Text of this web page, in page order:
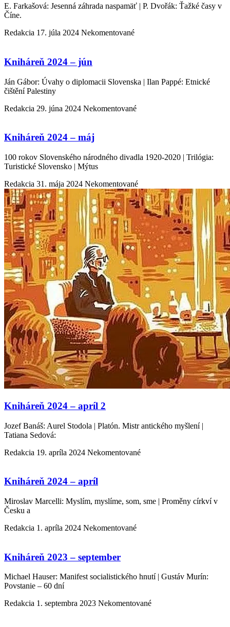
E. Farkašová: Jesenná záhrada naspamäť | P. Dvořák: Ťažké časy v
Číne.
Redakcia 17. júla 2024 Nekomentované
Kniháreň 2024 – jún
Ján Gábor: Úvahy o diplomacii Slovenska | Ilan Pappé: Etnické
čištění Palestiny
Redakcia 29. júna 2024 Nekomentované
Kniháreň 2024 – máj
100 rokov Slovenského národného divadla 1920-2020 | Trilógia:
Turistické Slovensko | Mýtus
Redakcia 31. mája 2024 Nekomentované
Kniháreň 2024 – apríl 2
Jozef Banáš: Aurel Stodola | Platón. Mistr antického myšlení |
Tatiana Sedová:
Redakcia 19. apríla 2024 Nekomentované
Kniháreň 2024 – apríl
Miroslav Marcelli: Myslím, myslíme, som, sme | Proměny církví v
Česku a
Redakcia 1. apríla 2024 Nekomentované
Kniháreň 2023 – september
Michael Hauser: Manifest socialistického hnutí | Gustáv Murín:
Povstanie – 60 dní
Redakcia 1. septembra 2023 Nekomentované